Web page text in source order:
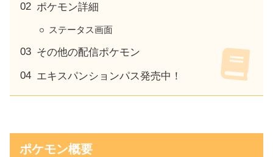
ポケモン詳細
ステータス画面
その他の配信ポケモン
エキスパンションパス発売中！
ポケモン概要